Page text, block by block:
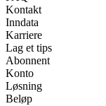
Kontakt
Inndata
Karriere
Lag et tips
Abonnent
Konto
Løsning
Beløp